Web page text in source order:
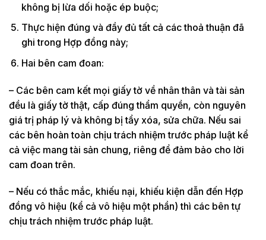
không bị lừa dối hoặc ép buộc;
Thực hiện đúng và đầy đủ tất cả các thoả thuận đã
ghi trong Hợp đồng này;
Hai bên cam đoan:
– Các bên cam kết mọi giấy tờ về nhân thân và tài sản
đều là giấy tờ thật, cấp đúng thẩm quyền, còn nguyên
giá trị pháp lý và không bị tẩy xóa, sửa chữa. Nếu sai
các bên hoàn toàn chịu trách nhiệm trước pháp luật kể
cả việc mang tài sản chung, riêng để đảm bảo cho lời
cam đoan trên.
– Nếu có thắc mắc, khiếu nại, khiếu kiện dẫn đến Hợp
đồng vô hiệu (kể cả vô hiệu một phần) thì các bên tự
chịu trách nhiệm trước pháp luật.